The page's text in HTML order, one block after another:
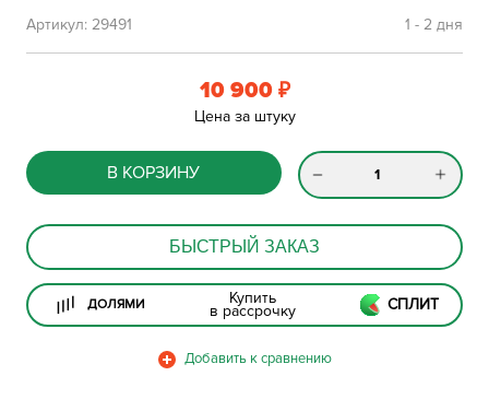
1 - 2 дня
Артикул: 29491
10 900 ₽
Цена за штуку
В КОРЗИНУ
БЫСТРЫЙ ЗАКАЗ
ДОЛЯМИ Купить
в рассрочку СПЛИТ